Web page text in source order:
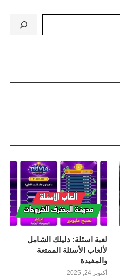
لعبة اسئلة: دليلك الشامل
لألعاب الأسئلة الممتعة
والمفيدة
أكتوبر 24, 2025